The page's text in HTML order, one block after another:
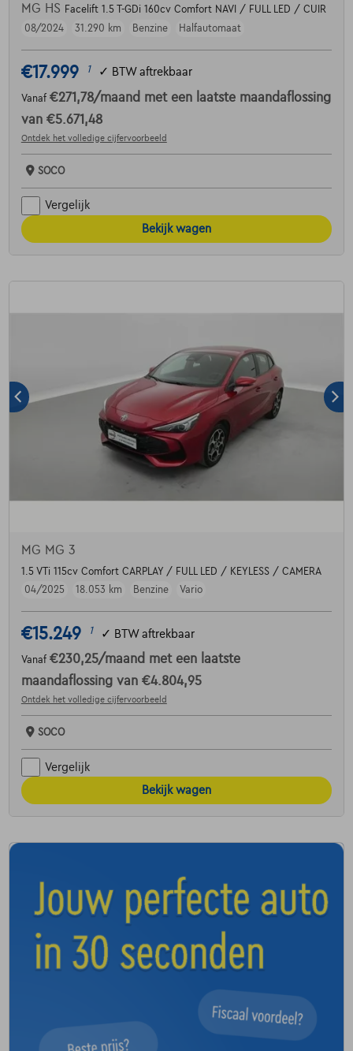
MG HS Facelift 1.5 T-GDi 160cv Comfort NAVI / FULL LED / CUIR
08/2024
31.290 km Benzine Halfautomaat
€17.999 1 ✓ BTW aftrekbaar
Vanaf €271,78/maand met een laatste maandaflossing
van €5.671,48
Ontdek het volledige cijfervoorbeeld
SOCO
Vergelijk
Bekijk wagen
MG MG 3
1.5 VTi 115cv Comfort CARPLAY / FULL LED / KEYLESS / CAMERA
04/2025
18.053 km Benzine Vario
€15.249 1 ✓ BTW aftrekbaar
Vanaf €230,25/maand met een laatste
maandaflossing van €4.804,95
Ontdek het volledige cijfervoorbeeld
SOCO
Vergelijk
Bekijk wagen